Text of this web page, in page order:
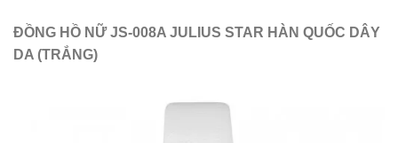
ĐỒNG HỒ NỮ JS-008A JULIUS STAR HÀN QUỐC DÂY
DA (TRẮNG)